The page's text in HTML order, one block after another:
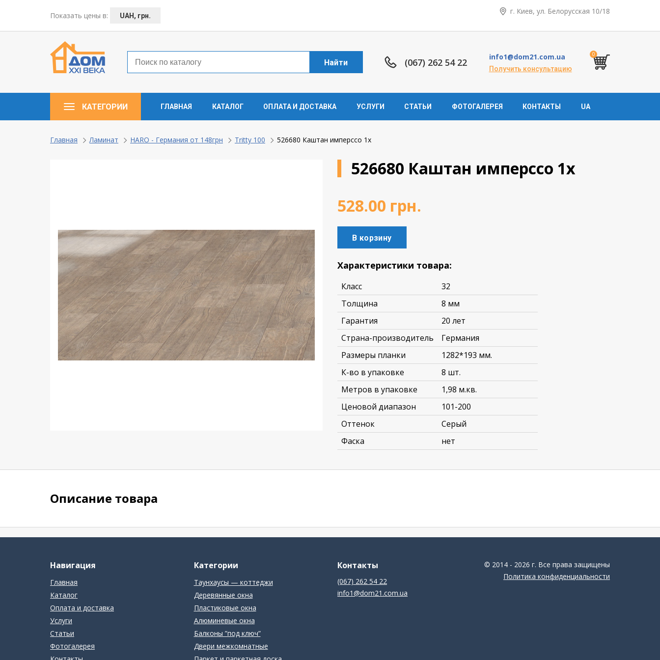
Показать цены в: UAH, грн. г. Киев, ул. Белорусская 10/18
Найти (067) 262 54 22 info1@dom21.com.ua
Получить консультацию
0
КАТЕГОРИИ ГЛАВНАЯ КАТАЛОГ ОПЛАТА И ДОСТАВКА УСЛУГИ СТАТЬИ ФОТОГАЛЕРЕЯ КОНТАКТЫ UA
Главная Ламинат HARO - Германия от 148грн Tritty 100 526680 Каштан имперссо 1х
526680 Каштан имперссо 1х
528.00 грн.
В корзину
Характеристики товара:
Класс
32
Толщина
8 мм
Гарантия
20 лет
Страна-производитель
Германия
Размеры планки
1282*193 мм.
К-во в упаковке
8 шт.
Метров в упаковке
1,98 м.кв.
Ценовой диапазон
101-200
Оттенок
Серый
Фаска
нет
Описание товара
Навигация
Главная
Каталог
Оплата и доставка
Услуги
Статьи
Фотогалерея
Категории
Таунхаусы — коттеджи
Деревянные окна
Пластиковые окна
Алюминевые окна
Балконы ”под ключ”
Двери межкомнатные
Контакты
(067) 262 54 22
info1@dom21.com.ua
© 2014 - 2026 г. Все права защищены
Политика конфиденциальности
Деревянные окна
Алюминевые окна
Балконы ”под ключ”
Виниловое покрытие
Пробковый пол
Подоконники